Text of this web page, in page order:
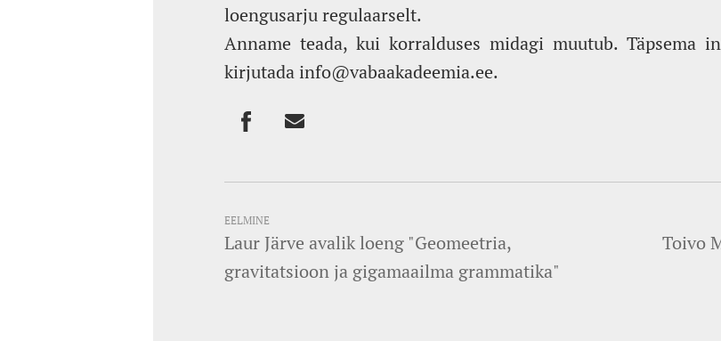
loengusarju regulaarselt.
Anname teada, kui korralduses midagi muutub. Täpsema
kirjutada info@vabaakadeemia.ee.
EELMINE
Laur Järve avalik loeng "Geomeetria,
gravitatsioon ja gigamaailma grammatika"
Toivo